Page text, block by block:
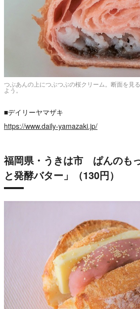
つぶあんの上につぶつぶの桜クリーム。断面を見
よう。
■デイリーヤマザキ
https://www.daily-yamazaki.jp/
福岡県・うきは市 ぱんのも
と発酵バター」（130円）